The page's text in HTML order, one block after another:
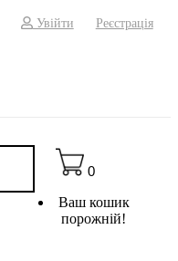
Увійти Реєстрація
0
Ваш кошик
порожній!